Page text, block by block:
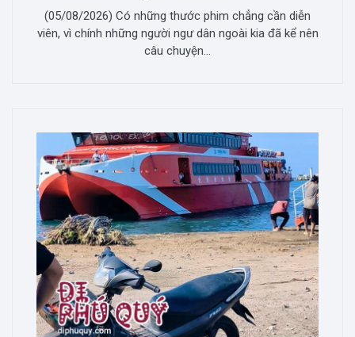
(05/08/2026) Có những thước phim chẳng cần diễn
viên, vì chính những người ngư dân ngoài kia đã kể nên
câu chuyện...